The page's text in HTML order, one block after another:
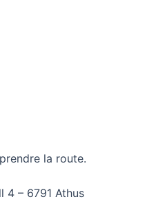
la route.
4 – 6791 Athus